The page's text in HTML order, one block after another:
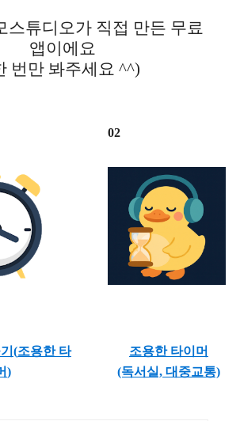
스튜디오가 직접 만든 무료
앱이에요
번만 봐주세요 ^^)
02
(조용한 타
)
조용한 타이머
(독서실, 대중교통)